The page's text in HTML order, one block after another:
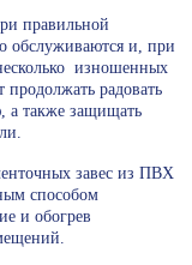
правильной
обслуживаются и, при
изношенных
радовать
а также защищать
завес из ПВХ
способом
и обогрев